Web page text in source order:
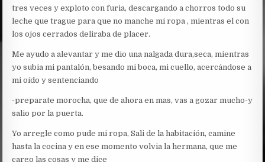
tres veces y exploto con furia, descargando a chorros todo su
leche que trague para que no manche mi ropa , mientras el con
los ojos cerrados deliraba de placer.
Me ayudo a alevantar y me dio una nalgada dura,seca, mientras
yo subia mi pantalón, besando mi boca, mi cuello, acercándose a
mi oído y sentenciando
-preparate morocha, que de ahora en mas, vas a gozar mucho-y
salio por la puerta.
Yo arregle como pude mi ropa, Sali de la habitación, camine
hasta la cocina y en ese momento volvia la hermana, que me
cargo las cosas y me dice